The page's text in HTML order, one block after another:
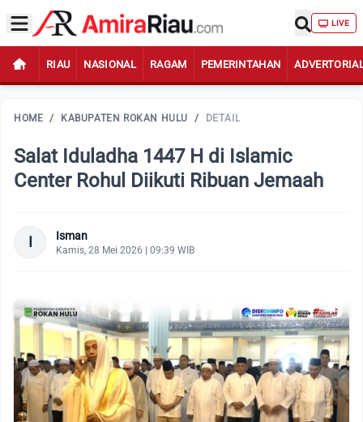
LIVE
RIAU NASIONAL RAGAM PEMERINTAHAN
HOME / KABUPATEN ROKAN HULU / DETAIL
Salat Iduladha 1447 H di Islamic
Center Rohul Diikuti Ribuan Jemaah
I Isman
Kamis, 28 Mei 2026 | 09:39 WIB